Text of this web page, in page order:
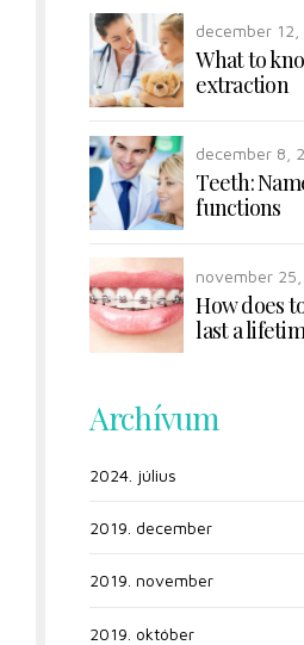
december 12,
What to
extraction
december 8,
Teeth:
functions
november
How does
last a
Archívum
2024. július
2019. december
2019. november
2019. október